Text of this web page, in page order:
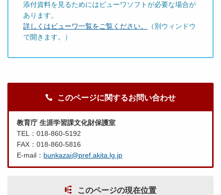
添付資料を見るためにはビューワソフトが必要な場合が
あります。
詳しくはビューワ一覧をご覧ください。
（別ウィンドウ
で開きます。）
このページに関するお問い合わせ
教育庁 生涯学習課文化財保護室
TEL：018-860-5192
FAX：018-860-5816
E-mail： bunkazai@pref.akita.lg.jp
このページの現在位置